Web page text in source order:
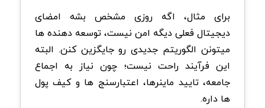
برای مثال، اگه روزی مشخص بشه امضای
دیجیتال فعلی دیگه امن نیست، توسعه دهنده ها
میتونن الگوریتم جدیدی رو جایگزین کنن. البته
این فرآیند راحت نیست؛ چون نیاز به اجماع
جامعه، تایید ماینرها، اعتبارسنج ها و کیف پول
ها داره.